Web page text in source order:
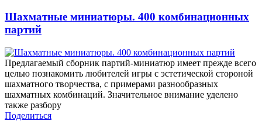
Шахматные миниатюры. 400 комбинационных
партий
Предлагаемый сборник партий-миниатюр имеет прежде всего
целью познакомить любителей игры с эстетической стороной
шахматного творчества, с примерами разнообразных
шахматных комбинаций. Значительное внимание уделено
также разбору
Поделиться